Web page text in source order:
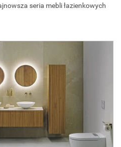
seria mebli łazienkowych